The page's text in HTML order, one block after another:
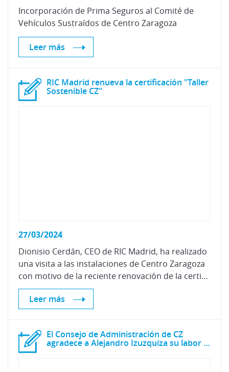
Incorporación de Prima Seguros al Comité de
Vehículos Sustraídos de Centro Zaragoza
Leer más
RIC Madrid renueva la certificación "Taller
Sostenible CZ"
27/03/2024
Dionisio Cerdán, CEO de RIC Madrid, ha realizado
una visita a las instalaciones de Centro Zaragoza
con motivo de la reciente renovación de la certificación "Taller Sostenible CZ".
Leer más
El Consejo de Administración de CZ
agradece a Alejandro Izuzquiza su labor como consejero